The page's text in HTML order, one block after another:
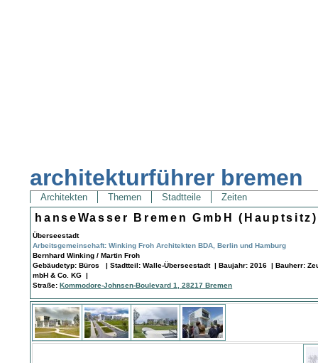
architekturführer bremen
Architekten Themen Stadtteile Zeiten
hanseWasser Bremen GmbH (Hauptsitz)
Überseestadt
Arbeitsgemeinschaft: Winking Froh Architekten BDA, Berlin und Hamburg
Bernhard Winking / Martin Froh
Gebäudetyp: Büros | Stadtteil: Walle-Überseestadt | Baujahr: 2016 | Bauherr:
mbH & Co. KG |
Straße:Kommodore-Johnsen-Boulevard 1, 28217 Bremen